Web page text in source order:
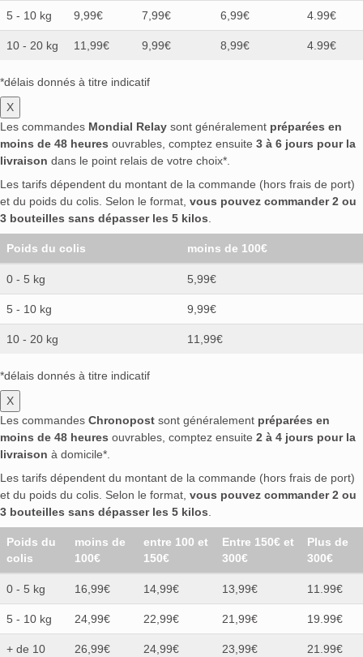
5 - 10 kg 9,99€ 7,99€ 6,99€ 4.99€
10 - 20 kg 11,99€ 9,99€ 8,99€ 4.99€
*délais donnés à titre indicatif
X
Les commandes Mondial Relay sont généralement préparées en
moins de 48 heures ouvrables, comptez ensuite 3 à 6 jours pour la
livraison dans le point relais de votre choix*.
Les tarifs dépendent du montant de la commande (hors frais de port)
et du poids du colis. Selon le format, vous pouvez commander 2 ou
3 bouteilles sans dépasser les 5 kilos
Poids du colis moins de 100€
0 - 5 kg 5,99€
5 - 10 kg 9,99€
10 - 20 kg 11,99€
*délais donnés à titre indicatif
X
Les commandes Chronopost sont généralement préparées en
moins de 48 heures ouvrables, comptez ensuite 2 à 4 jours pour la
livraison à domicile*.
Les tarifs dépendent du montant de la commande (hors frais de port)
et du poids du colis. Selon le format, vous pouvez commander 2 ou
3 bouteilles sans dépasser les 5 kilos
Poids du
colis
moins de
100€
entre 100 et
150€
Entre 150€ et
300€
Plus de
300€
0 - 5 kg 16,99€ 14,99€ 13,99€ 11.99€
5 - 10 kg 24,99€ 22,99€ 21,99€ 19.99€
+ de 10
26,99€ 24,99€ 23,99€ 21.99€